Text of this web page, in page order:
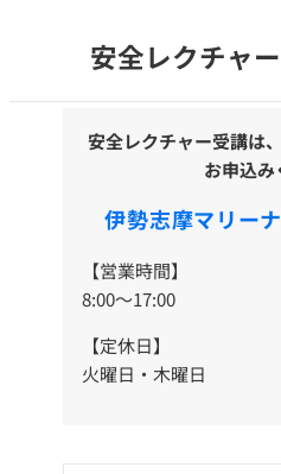
安全レクチャ
安全レクチャー受講は
お申込み
伊勢志摩マリー
【営業時間】
8:00～17:00
【定休日】
火曜日・木曜日